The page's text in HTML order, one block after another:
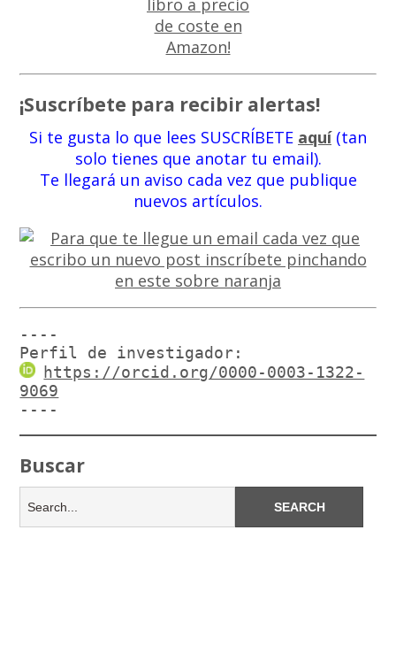
¡Suscríbete para recibir alertas!
Si te gusta lo que lees SUSCRÍBETE aquí(tan
solo tienes que anotar tu email).
Te llegará un aviso cada vez que publique
nuevos artículos.
----
Perfil de investigador:
https://orcid.org/0000-0003-1322-
9069
----
Buscar